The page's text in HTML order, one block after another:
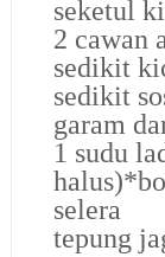
seketul
2 cawan
sedikit
sedikit
garam
1 sudu
selera
tepung